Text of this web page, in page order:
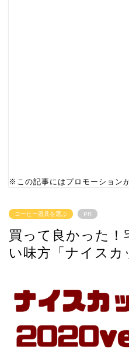
※この記事にはプロモーション
コーヒー器具を選ぶ PR
買って良かった！
い味方「ナイスカ